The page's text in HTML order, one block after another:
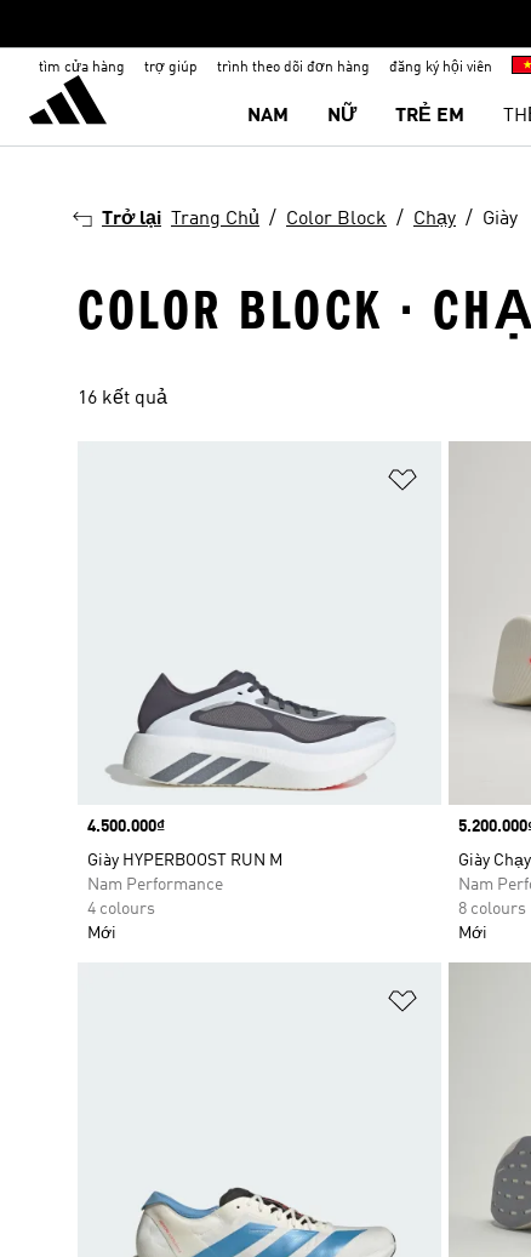
tìm cửa hàng trợ giúp trình theo dõi đơn hàng đăng ký hội viên
NAM NỮ TRẺ EM
Trở lại Trang Chủ Color Block Chạy Giày
COLOR BLOCK ·
16 kết quả
Price
4.500.000₫
Giày HYPERBOOST RUN M
Nam Performance
4 colours
Mới
Price
Giày
Nam
8 colours
Mới